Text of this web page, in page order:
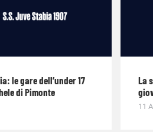
le gare dell’under 17
di Pimonte
La
11